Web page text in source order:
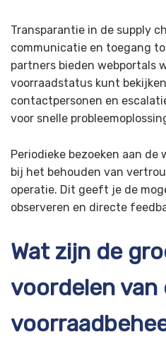
Transparantie in de supply
communicatie en toegang
partners bieden webportals
voorraadstatus kunt
contactpersonen en
voor snelle
Periodieke bezoeken aan de
bij het behouden van
operatie. Dit geeft je de
observeren en directe
Wat zijn de
voordelen